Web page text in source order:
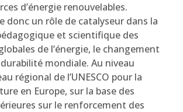
d’énergie renouvelables.
donc un rôle de catalyseur dans la
et scientifique des
de l’énergie, le changement
mondiale. Au niveau
régional de l’UNESCO pour la
en Europe, sur la base des
sur le renforcement des